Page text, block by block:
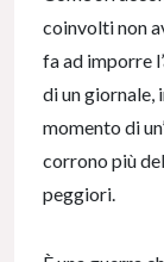
coinvolti non
fa ad imporre
di un giornale,
momento di
corrono più
peggiori.